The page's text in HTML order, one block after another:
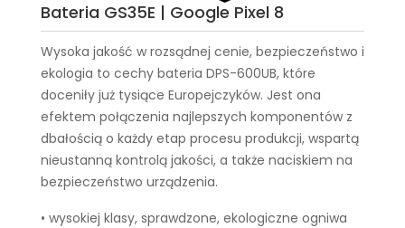
Bateria GS35E | Google Pixel 8
Wysoka jakość w rozsądnej cenie, bezpieczeństwo i
ekologia to cechy bateria DPS-600UB, które
doceniły już tysiące Europejczyków. Jest ona
efektem połączenia najlepszych komponentów z
dbałością o każdy etap procesu produkcji, wspartą
nieustanną kontrolą jakości, a także naciskiem na
bezpieczeństwo urządzenia.
• wysokiej klasy, sprawdzone, ekologiczne ogniwa